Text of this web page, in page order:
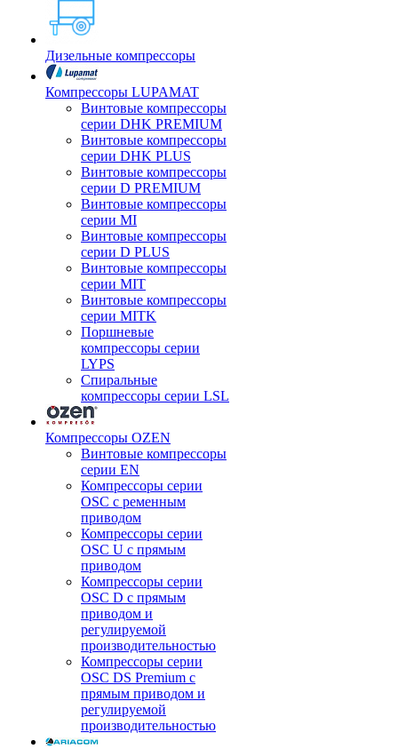
Дизельные компрессоры
Компрессоры LUPAMAT
Винтовые компрессоры
серии DHK PREMIUM
Винтовые компрессоры
серии DHK PLUS
Винтовые компрессоры
серии D PREMIUM
Винтовые компрессоры
серии MI
Винтовые компрессоры
серии D PLUS
Винтовые компрессоры
серии MIT
Винтовые компрессоры
серии MITK
Поршневые
компрессоры серии
LYPS
Спиральные
компрессоры серии LSL
Компрессоры OZEN
Винтовые компрессоры
серии EN
Компрессоры серии
OSC с ременным
приводом
Компрессоры серии
OSC U с прямым
приводом
Компрессоры серии
OSC D с прямым
приводом и
регулируемой
производительностью
Компрессоры серии
OSC DS Premium с
прямым приводом и
регулируемой
производительностью